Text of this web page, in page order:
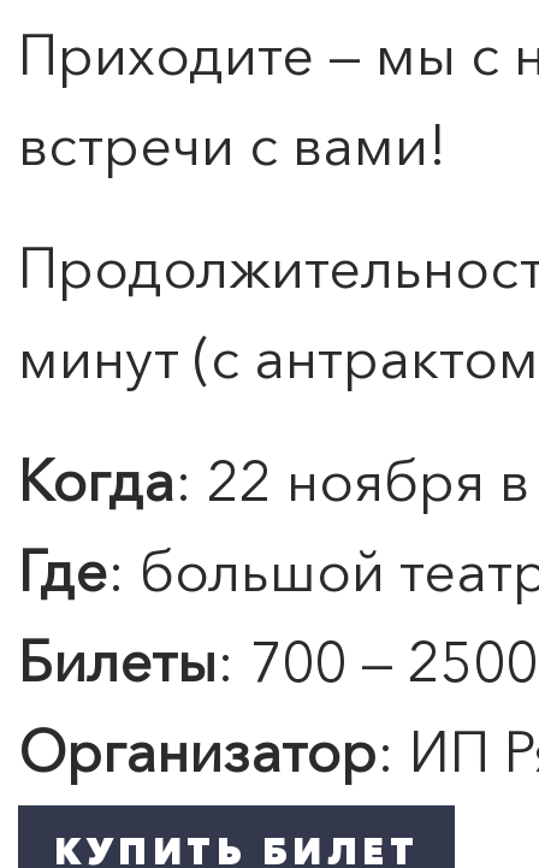
ПОИСК ПО МЕРОПРИЯТИЯМ
Приходите — мы с
встречи с вами!
минут (с
Когда: 22 ноября
Где: большой
Билеты: 700 —
Организатор: ИП
ЧТО ЗНАЕТ О ЛЮБВИ
ЛЮБОВЬ… Концерт Анны
Подробнее